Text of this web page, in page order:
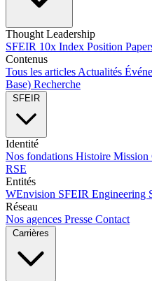
Thought Leadership
SFEIR 10x Index Position
Contenus
Tous les articles Actualités
Base) Recherche
SFEIR
Identité
Nos fondations Histoire Mission
RSE
Entités
WEnvision SFEIR Engineering
Réseau
Nos agences Presse Contact
Carrières